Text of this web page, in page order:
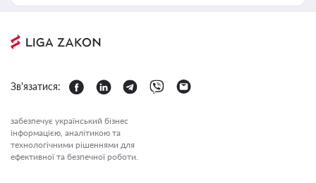
Зв'язатися:
забезпечує український бізнес
інформацією, аналітикою та
технологічними рішеннями для
ефективної та безпечної роботи.